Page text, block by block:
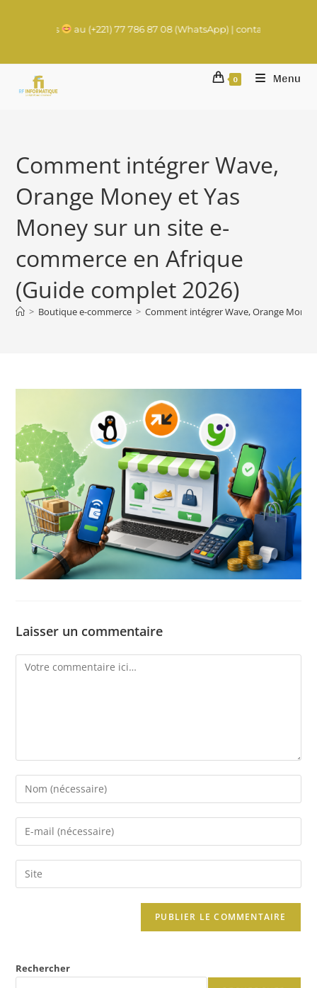
au (+221) 77 786 87 08 (WhatsApp) | contact@rachadifils.com
0 Menu
Comment intégrer Wave,
Orange Money et Yas
Money sur un site e-
commerce en Afrique
(Guide complet 2026)
> Boutique e-commerce > Comment intégrer Wave, Orange
Laisser un commentaire
Rechercher